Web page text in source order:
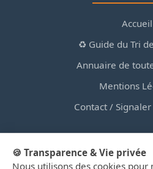
Accueil
♻️ Guide du Tri
Annuaire de
Mentions
Contact /
🍪 Transparence & Vie privée
Nous utilisons des cookies pour